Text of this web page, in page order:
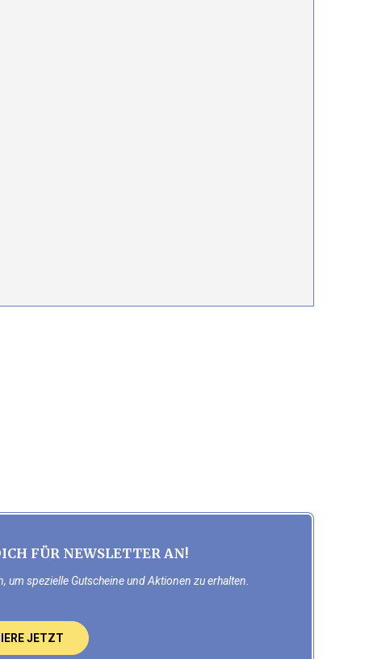
FÜR NEWSLETTER AN!
um spezielle Gutscheine und Aktionen zu erhalten.
JETZT